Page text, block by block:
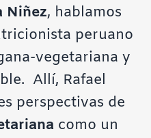
Niñez, hablamos
peruano
vegetariana y
Allí, Rafael
perspectivas de
como un